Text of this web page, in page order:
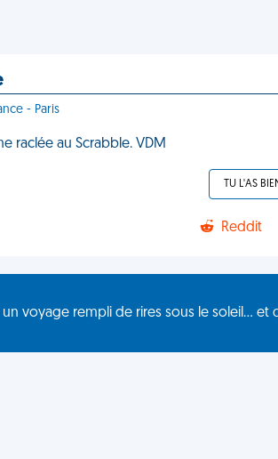
- Paris
raclée au Scrabble. VDM
TU L'AS
Reddit
voyage rempli de rires sous le soleil... et